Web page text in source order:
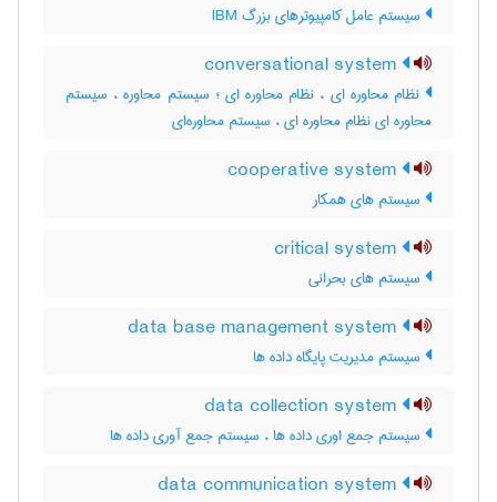
سیستم عامل کامپیوترهای بزرگ IBM
نظام محاوره ای ، نظام محاوره ای ؛ سیستم محاوره ، سیستم
محاوره ای نظام محاوره ای ، سیستم محاوره‌ای
سیستم های همکار
سیستم های بحرانی
سیستم مدیریت پایگاه داده ها
سیستم جمع اوری داده ها ، سیستم جمع آوری داده ها